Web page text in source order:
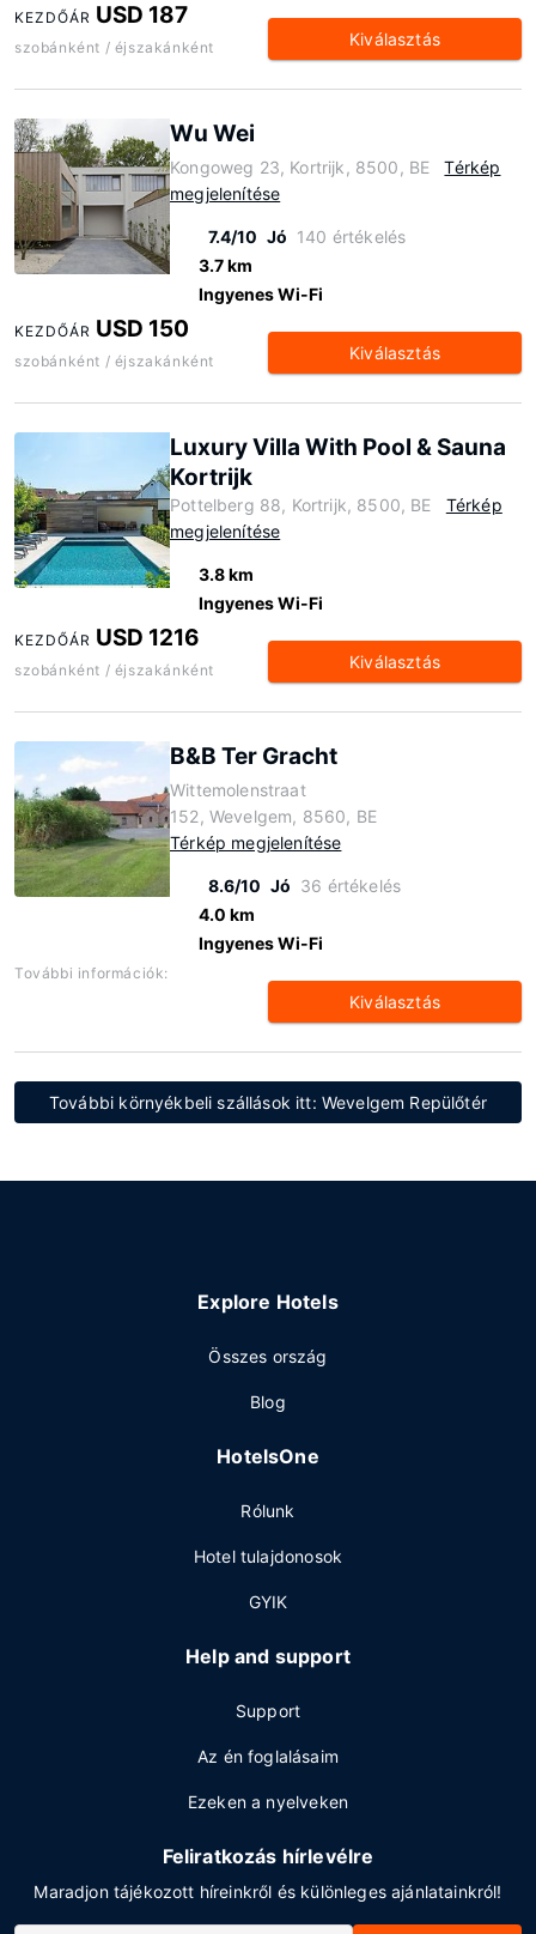
KEZDŐÁR USD 187
szobánként / éjszakánként Kiválasztás
Wu Wei
Kongoweg 23, Kortrijk, 8500, BE
Térkép
megjelenítése
7.4/10 Jó 140 értékelés
3.7 km
Ingyenes Wi-Fi
KEZDŐÁR USD 150
szobánként / éjszakánként Kiválasztás
Luxury Villa With Pool & Sauna
Kortrijk
Pottelberg 88, Kortrijk, 8500, BE
Térkép
megjelenítése
3.8 km
Ingyenes Wi-Fi
KEZDŐÁR USD 1216
szobánként / éjszakánként Kiválasztás
B&B Ter Gracht
Wittemolenstraat
152, Wevelgem, 8560, BE
Térkép megjelenítése
8.6/10 Jó 36 értékelés
4.0 km
Ingyenes Wi-Fi
További információk:
Kiválasztás
További környékbeli szállások itt: Wevelgem Repülőtér
Explore Hotels
Összes ország
Blog
HotelsOne
Rólunk
Hotel tulajdonosok
GYIK
Help and support
Support
Az én foglalásaim
Ezeken a nyelveken
Feliratkozás hírlevélre
Maradjon tájékozott híreinkről és különleges ajánlatainkról!